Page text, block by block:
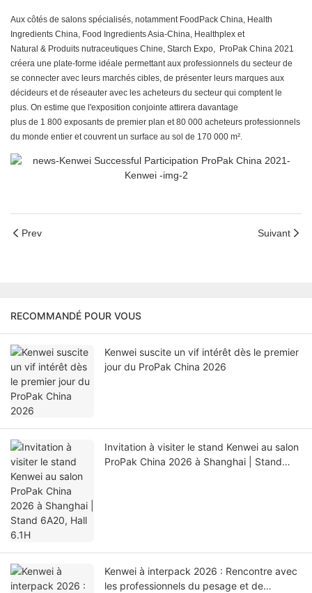
Aux côtés de salons spécialisés, notamment FoodPack China, Health
Ingredients China, Food Ingredients Asia-China, Healthplex et
Natural & Produits nutraceutiques Chine, Starch Expo, ProPak China 2021
créera une plate-forme idéale permettant aux professionnels du secteur de
se connecter avec leurs marchés cibles, de présenter leurs marques aux
décideurs et de réseauter avec les acheteurs du secteur qui comptent le
plus. On estime que l'exposition conjointe attirera davantage
plus de 1 800 exposants de premier plan et 80 000 acheteurs professionnels
du monde entier et couvrent un surface au sol de 170 000 m².
Prev Suivant
RECOMMANDÉ POUR VOUS
Kenwei suscite un vif intérêt dès le premier
jour du ProPak China 2026
Invitation à visiter le stand Kenwei au salon
ProPak China 2026 à Shanghai | Stand
Kenwei à interpack 2026 : Rencontre avec
les professionnels du pesage et de